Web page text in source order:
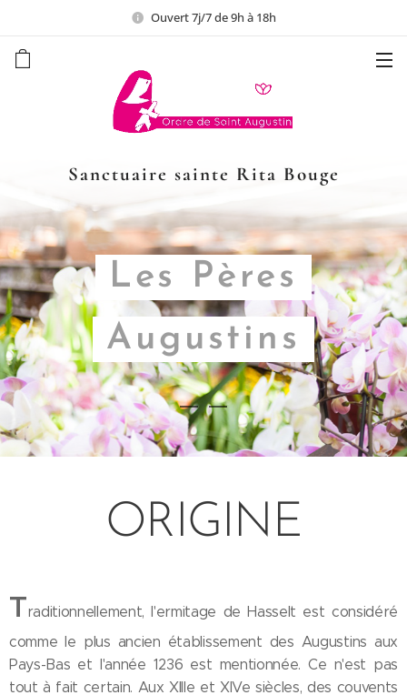
Ouvert 7j/7 de 9h à 18h
Sanctuaire sainte Rita Bouge
Les Pères
Augustins
ORIGINE
Traditionnellement, l'ermitage de Hasselt est considéré
comme le plus ancien établissement des Augustins aux
Pays-Bas et l'année 1236 est mentionnée. Ce n'est pas
tout à fait certain. Aux XIIIe et XIVe siècles, des couvents